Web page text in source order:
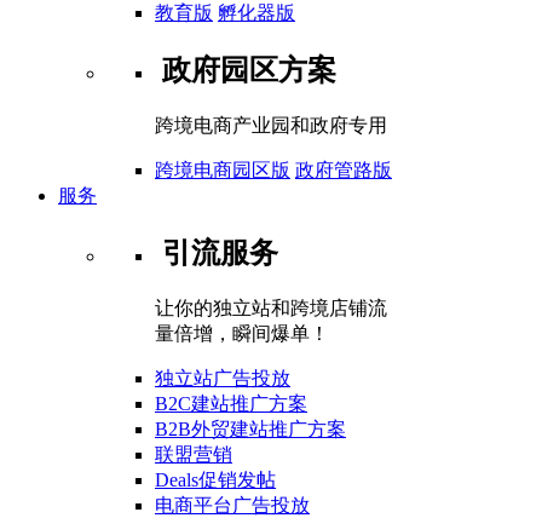
教育版 孵化器版
政府园区方案
跨境电商产业园和政府专用
跨境电商园区版 政府管路版
服务
引流服务
让你的独立站和跨境店铺流
量倍增，瞬间爆单！
独立站广告投放
B2C建站推广方案
B2B外贸建站推广方案
联盟营销
Deals促销发帖
电商平台广告投放